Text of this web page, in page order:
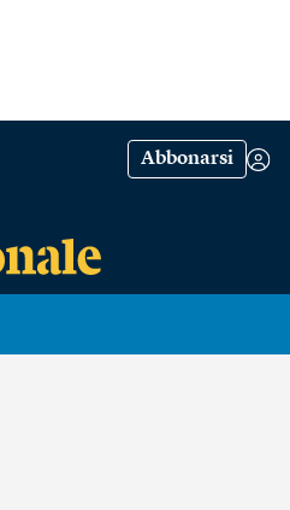
Abbonarsi